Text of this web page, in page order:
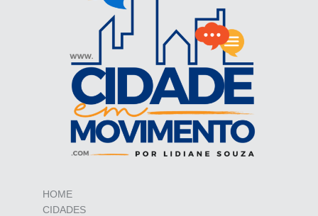
HOME
CIDADES